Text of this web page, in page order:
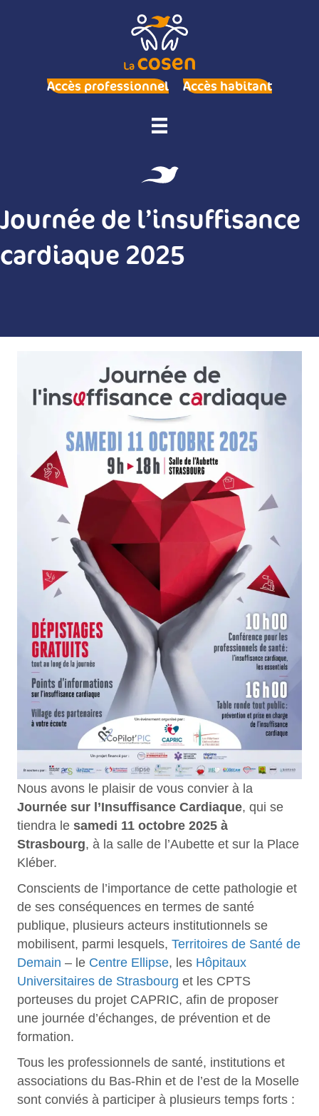
Accès professionnel Accès habitant
Journée de l’insuffisance
cardiaque 2025
Nous avons le plaisir de vous convier à la
Journée sur l’Insuffisance Cardiaque, qui se
tiendra le samedi 11 octobre 2025 à
Strasbourg, à la salle de l’Aubette et sur la Place
Kléber.
Conscients de l’importance de cette pathologie et
de ses conséquences en termes de santé
publique, plusieurs acteurs institutionnels se
mobilisent, parmi lesquels, Territoires de Santé de
Demain – le Centre Ellipse, les Hôpitaux
Universitaires de Strasbourg et les CPTS
porteuses du projet CAPRIC, afin de proposer
une journée d’échanges, de prévention et de
formation.
Tous les professionnels de santé, institutions et
associations du Bas-Rhin et de l’est de la Moselle
sont conviés à participer à plusieurs temps forts :